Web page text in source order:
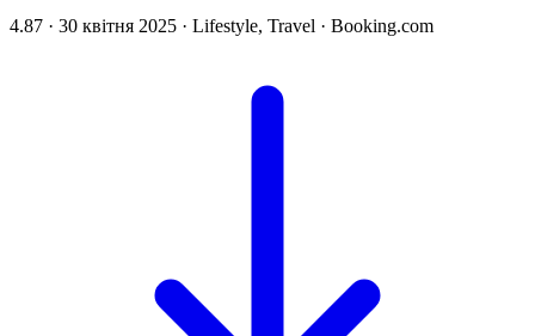
4.87 · 30 квітня 2025 · Lifestyle, Travel · Booking.com